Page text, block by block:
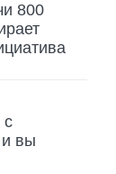
800
с
вы